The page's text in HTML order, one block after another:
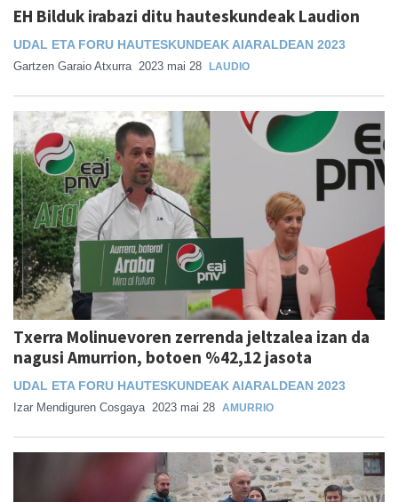
EH Bilduk irabazi ditu hauteskundeak Laudion
UDAL ETA FORU HAUTESKUNDEAK AIARALDEAN 2023
Gartzen Garaio Atxurra 2023 mai 28 LAUDIO
Txerra Molinuevoren zerrenda jeltzalea izan da
nagusi Amurrion, botoen %42,12 jasota
UDAL ETA FORU HAUTESKUNDEAK AIARALDEAN 2023
Izar Mendiguren Cosgaya 2023 mai 28 AMURRIO